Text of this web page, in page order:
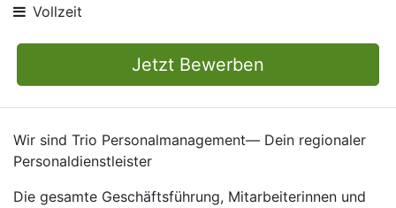
Vollzeit
Jetzt Bewerben
Wir sind Trio Personalmanagement— Dein regionaler
Personaldienstleister
Die gesamte Geschäftsführung, Mitarbeiterinnen und